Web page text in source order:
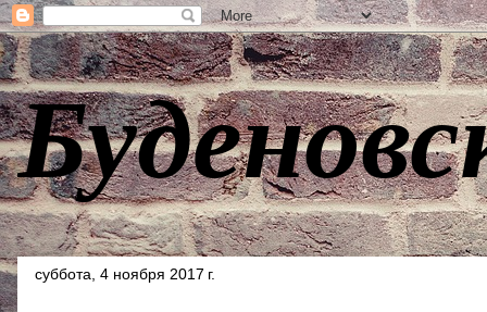
суббота, 4 ноября 2017 г.